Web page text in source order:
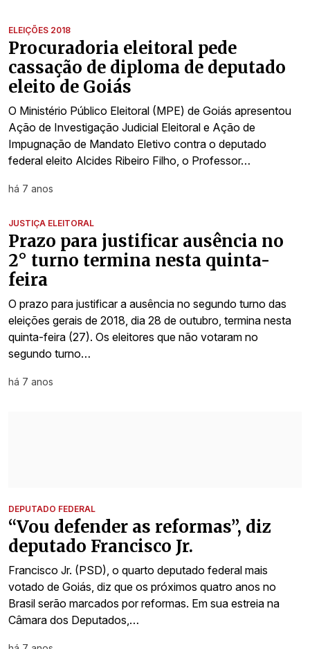
ELEIÇÕES 2018
Procuradoria eleitoral pede
cassação de diploma de deputado
eleito de Goiás
O Ministério Público Eleitoral (MPE) de Goiás apresentou
Ação de Investigação Judicial Eleitoral e Ação de
Impugnação de Mandato Eletivo contra o deputado
federal eleito Alcides Ribeiro Filho, o Professor…
há 7 anos
JUSTIÇA ELEITORAL
Prazo para justificar ausência no
2° turno termina nesta quinta-
feira
O prazo para justificar a ausência no segundo turno das
eleições gerais de 2018, dia 28 de outubro, termina nesta
quinta-feira (27). Os eleitores que não votaram no
segundo turno…
há 7 anos
DEPUTADO FEDERAL
“Vou defender as reformas”, diz
deputado Francisco Jr.
Francisco Jr. (PSD), o quarto deputado federal mais
votado de Goiás, diz que os próximos quatro anos no
Brasil serão marcados por reformas. Em sua estreia na
Câmara dos Deputados,…